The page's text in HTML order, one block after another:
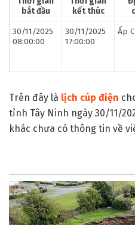
bắt đầu
kết thúc
30/11/2025
08:00:00
30/11/2025
17:00:00
Ấp
Trên đây là lịch cúp điện
tỉnh Tây Ninh ngày 30/11/
khác chưa có thông tin về